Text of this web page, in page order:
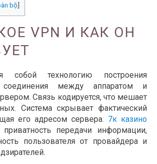
bộ]
VPN И КАК ОН
собой технологию построения
соединения между аппаратом и
Связь кодируется, что мешает
Система скрывает фактический
его адресом сервера. 7к казино
приватность передачи информации,
пользователя от провайдера и